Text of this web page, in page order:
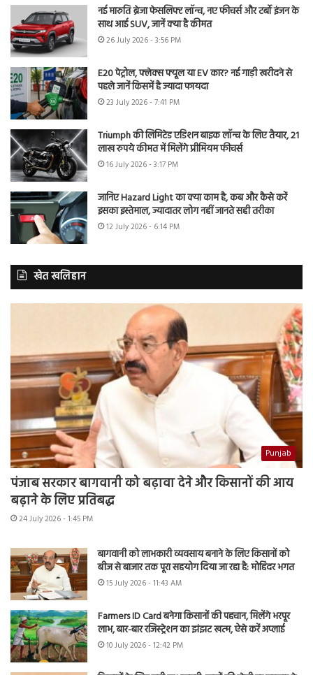
नई मारुति ब्रेजा फेसलिफ्ट लॉन्च, नए फीचर्स और टर्बो इंजन के
साथ आई SUV, जानें क्या है कीमत
26 July 2026 - 3:56 PM
E20 पेट्रोल, फ्लेक्स फ्यूल या EV कार? नई गाड़ी खरीदने से
पहले जानें किसमें है ज्यादा फायदा
23 July 2026 - 7:41 PM
Triumph की लिमिटेड एडिशन बाइक लॉन्च के लिए तैयार, 21
लाख रुपये कीमत में मिलेंगे प्रीमियम फीचर्स
16 July 2026 - 3:17 PM
जानिए Hazard Light का क्या काम है, कब और कैसे करें
इसका इस्तेमाल, ज्यादातर लोग नहीं जानते सही तरीका
12 July 2026 - 6:14 PM
खेत खलिहान
Punjab
पंजाब सरकार बागवानी को बढ़ावा देने और किसानों की आय
बढ़ाने के लिए प्रतिबद्ध
24 July 2026 - 1:45 PM
बागवानी को लाभकारी व्यवसाय बनाने के लिए किसानों को
बीज से बाजार तक पूरा सहयोग दिया जा रहा है: मोहिंदर भगत
15 July 2026 - 11:43 AM
Farmers ID Card बनेगा किसानों की पहचान, मिलेंगे भरपूर
लाभ, बार-बार रजिस्ट्रेशन का झंझट खत्म, ऐसे करें अप्लाई
10 July 2026 - 12:42 PM